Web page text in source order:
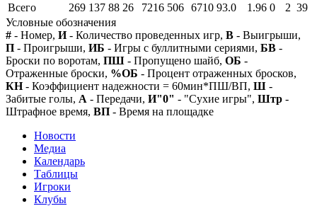
Всего
269 137 88 26 7216 506 6710 93.0 1.96 0 2 39
Условные обозначения
# - Номер, И- Количество проведенных игр, В - Выигрыши,
П - Проигрыши, ИБ - Игры с буллитными сериями, БВ -
Броски по воротам, ПШ - Пропущено шайб, ОБ -
Отраженные броски, %ОБ - Процент отраженных бросков,
КН- Коэффициент надежности = 60мин*ПШ/ВП, Ш -
Забитые голы, А - Передачи, И"0" - "Сухие игры", Штр -
Штрафное время, ВП - Время на площадке
Новости
Медиа
Календарь
Таблицы
Игроки
Клубы